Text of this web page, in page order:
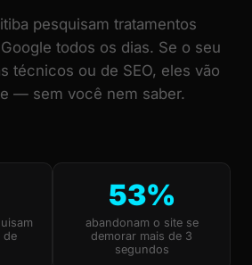
pesquisam tratamentos
todos os dias. Se o seu
técnicos ou de SEO, eles vão
— sem você nem saber.
de
53%
abandonam o site se
demorar mais de 3
segundos